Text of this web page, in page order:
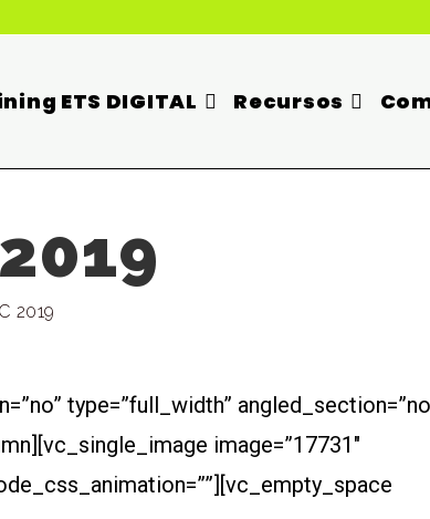
ETS DIGITAL Recursos
2019
type=”full_width”
image=”17731″